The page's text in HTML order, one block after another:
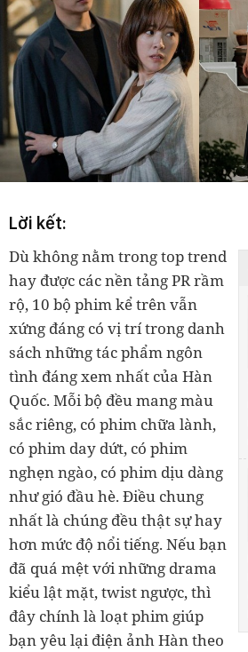
Lời kết:
Dù không nằm trong top trend
hay được các nền tảng PR rầm
rộ, 10 bộ phim kể trên vẫn
xứng đáng có vị trí trong danh
sách những tác phẩm ngôn
tình đáng xem nhất của Hàn
Quốc. Mỗi bộ đều mang màu
sắc riêng, có phim chữa lành,
có phim day dứt, có phim
nghẹn ngào, có phim dịu dàng
như gió đầu hè. Điều chung
nhất là chúng đều thật sự hay
hơn mức độ nổi tiếng. Nếu bạn
đã quá mệt với những drama
kiểu lật mặt, twist ngược, thì
đây chính là loạt phim giúp
bạn yêu lại điện ảnh Hàn theo